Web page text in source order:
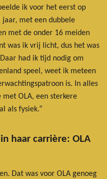
ik voor het eerst op
jaar, met een dubbele
met de onder 16 meiden
was ik vrij licht, dus het was
had ik tijd nodig om
speel, weet ik meteen
is. In alles
OLA, een sterkere
als fysiek.”
haar carrière: OLA
Dat was voor OLA genoeg